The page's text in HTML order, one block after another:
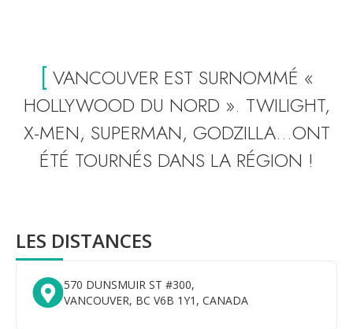
[ VANCOUVER EST SURNOMMÉ «
HOLLYWOOD DU NORD ». TWILIGHT,
X-MEN, SUPERMAN, GODZILLA…ONT
ÉTÉ TOURNÉS DANS LA RÉGION !
LES DISTANCES
570 DUNSMUIR ST #300,
VANCOUVER, BC V6B 1Y1, CANADA